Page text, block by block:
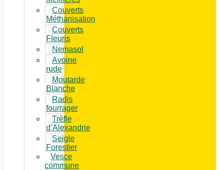
Couverts
Méthanisation
Couverts
Fleuris
Nemasol
Avoine
rude
Moutarde
Blanche
Radis
fourrager
Trèfle
d’Alexandrie
Seigle
Forestier
Vesce
commune